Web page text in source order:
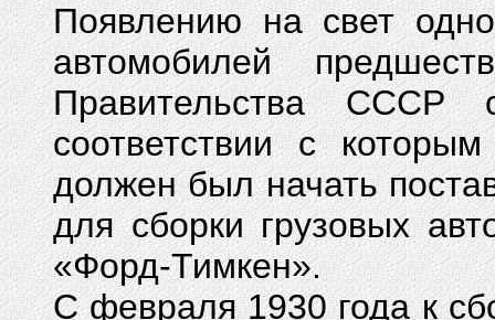
Появлению на свет
автомобилей
Правительства
соответствии с
должен был начать
для сборки грузовых
«Форд-Тимкен».
С февраля 1930 года к